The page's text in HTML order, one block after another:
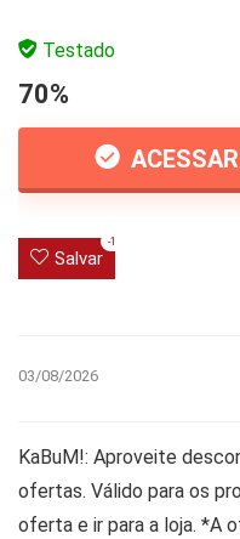
Testado
70%
Salvar
-1
03/08/2026
KaBuM!: Aproveite
ofertas. Válido para os
oferta e ir para a loja. *A